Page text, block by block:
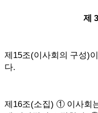
제3
제 15조(이사회의 구성)
다.
제 16조(소집) ① 이사회